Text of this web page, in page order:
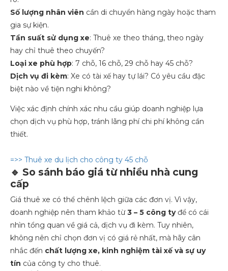
Số lượng nhân viên cần di chuyển hàng ngày hoặc tham
gia sự kiện.
Tần suất sử dụng xe: Thuê xe theo tháng, theo ngày
hay chỉ thuê theo chuyến?
Loại xe phù hợp: 7 chỗ, 16 chỗ, 29 chỗ hay 45 chỗ?
Dịch vụ đi kèm: Xe có tài xế hay tự lái? Có yêu cầu đặc
biệt nào về tiện nghi không?
Việc xác định chính xác nhu cầu giúp doanh nghiệp lựa
chọn dịch vụ phù hợp, tránh lãng phí chi phí không cần
thiết.
=>> Thuê xe du lịch cho công ty 45 chỗ
🔹 So sánh báo giá từ nhiều nhà cung
cấp
Giá thuê xe có thể chênh lệch giữa các đơn vị. Vì vậy,
doanh nghiệp nên tham khảo từ3 – 5 công tyđể có cái
nhìn tổng quan về giá cả, dịch vụ đi kèm. Tuy nhiên,
không nên chỉ chọn đơn vị có giá rẻ nhất, mà hãy cân
nhắc đến chất lượng xe, kinh nghiệm tài xế và sự uy
tín của công ty cho thuê.